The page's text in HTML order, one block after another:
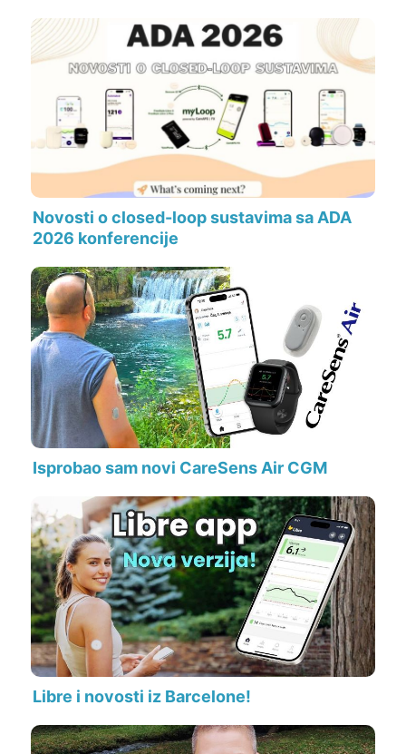
Novosti o closed-loop sustavima sa ADA
2026 konferencije
Isprobao sam novi CareSens Air CGM
Libre i novosti iz Barcelone!